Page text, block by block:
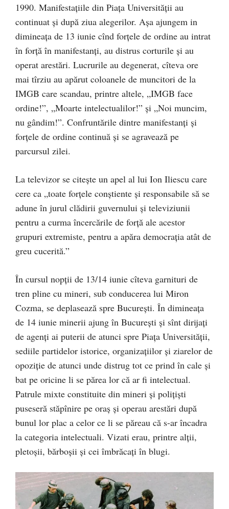
1990. Manifestațiile din Piața Universității au
continuat și după ziua alegerilor. Așa ajungem in
dimineața de 13 iunie cînd forțele de ordine au intrat
în forță în manifestanți, au distrus corturile și au
operat arestări. Lucrurile au degenerat, cîteva ore
mai tîrziu au apărut coloanele de muncitori de la
IMGB care scandau, printre altele, „IMGB face
ordine!”, „Moarte intelectualilor!” și „Noi muncim,
nu gândim!”. Confruntările dintre manifestanți și
forțele de ordine continuă și se agravează pe
parcursul zilei.
La televizor se citește un apel al lui Ion Iliescu care
cere ca „toate forțele conștiente și responsabile să se
adune în jurul clădirii guvernului și televiziunii
pentru a curma încercările de forță ale acestor
grupuri extremiste, pentru a apăra democrația atât de
greu cucerită.”
În cursul nopții de 13/14 iunie cîteva garnituri de
tren pline cu mineri, sub conducerea lui Miron
Cozma, se deplasează spre București. În dimineața
de 14 iunie minerii ajung în București și sînt dirijați
de agenți ai puterii de atunci spre Piața Universității,
sediile partidelor istorice, organizațiilor și ziarelor de
opoziție de atunci unde distrug tot ce prind în cale și
bat pe oricine li se părea lor că ar fi intelectual.
Patrule mixte constituite din mineri și polițiști
puseseră stăpînire pe oraș și operau arestări după
bunul lor plac a celor ce li se păreau că s-ar încadra
la categoria intelectuali. Vizati erau, printre alții,
pletoșii, bărboșii și cei îmbrăcați în blugi.